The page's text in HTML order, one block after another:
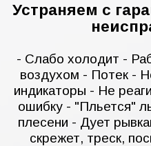
Устраняем с
- Слабо холодит -
воздухом - Потек -
индикаторы - Не
ошибку - "Пльется"
плесени - Дует
скрежет, треск,